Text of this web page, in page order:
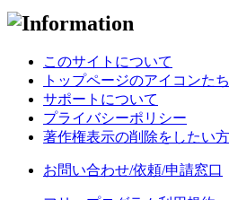
このサイトについて
トップページのアイコンたち
サポートについて
プライバシーポリシー
著作権表示の削除をしたい
お問い合わせ/依頼/申請窓口